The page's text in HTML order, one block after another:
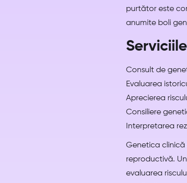
purtător este
anumite boli
Consult de
Evaluarea
Aprecierea
Consiliere
Interpretarea
Genetica
reproductivă.
evaluarea